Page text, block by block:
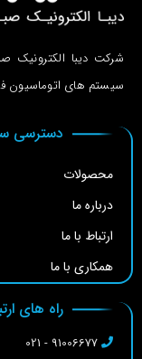
شرکت دیبا الکترونیک
سیستم های اتوماسیون
دسترسی
محصولات
درباره ما
ارتباط با ما
همکاری با ما
راه های